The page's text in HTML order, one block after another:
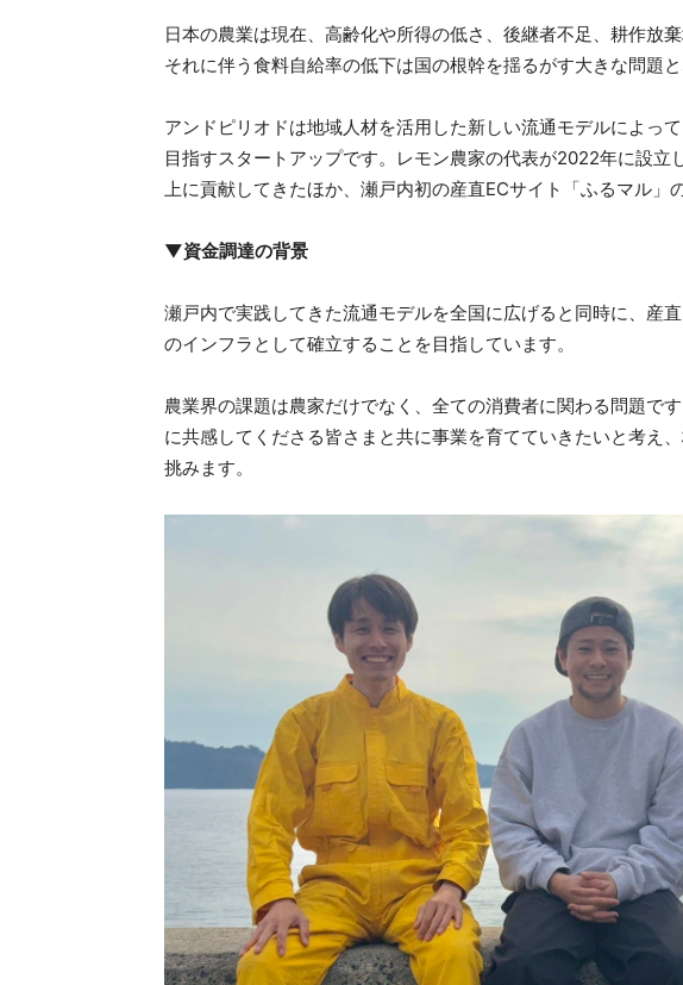
日本の農業は現在、高齢化や所得の低さ、後継者不足、耕作放
それに伴う食料自給率の低下は国の根幹を揺るがす大きな問題と
アンドピリオドは地域人材を活用した新しい流通モデルによっ
目指すスタートアップです。レモン農家の代表が2022年に設立
上に貢献してきたほか、瀬戸内初の産直ECサイト「ふるマル」
▼資金調達の背景
瀬戸内で実践してきた流通モデルを全国に広げると同時に、産
のインフラとして確立することを目指しています。
農業界の課題は農家だけでなく、全ての消費者に関わる問題で
に共感してくださる皆さまと共に事業を育てていきたいと考え
挑みます。